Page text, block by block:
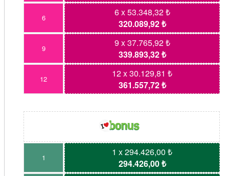
6
6 x 53.348,32 ₺
320.089,92 ₺
9
9 x 37.765,92 ₺
339.893,32 ₺
12
12 x 30.129,81 ₺
361.557,72 ₺
1
1 x 294.426,00 ₺
294.426,00 ₺